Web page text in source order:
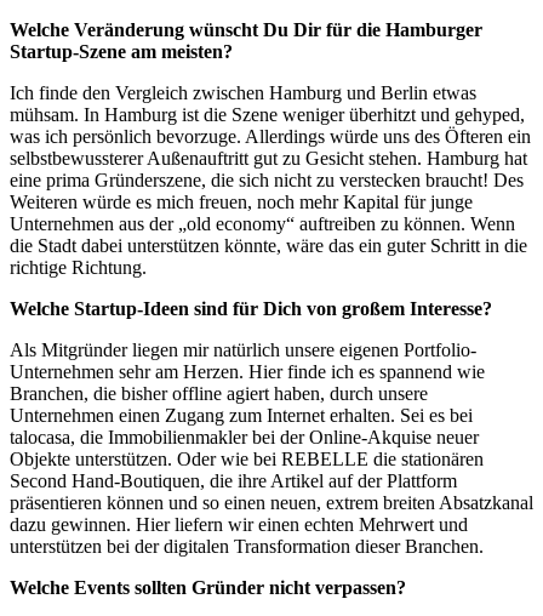
Welche Veränderung wünscht Du Dir für die Hamburger
Startup-Szene am meisten?
Ich finde den Vergleich zwischen Hamburg und Berlin etwas
mühsam. In Hamburg ist die Szene weniger überhitzt und gehyped,
was ich persönlich bevorzuge. Allerdings würde uns des Öfteren ein
selbstbewussterer Außenauftritt gut zu Gesicht stehen. Hamburg hat
eine prima Gründerszene, die sich nicht zu verstecken braucht! Des
Weiteren würde es mich freuen, noch mehr Kapital für junge
Unternehmen aus der „old economy“ auftreiben zu können. Wenn
die Stadt dabei unterstützen könnte, wäre das ein guter Schritt in die
richtige Richtung.
Welche Startup-Ideen sind für Dich von großem Interesse?
Als Mitgründer liegen mir natürlich unsere eigenen Portfolio-
Unternehmen sehr am Herzen. Hier finde ich es spannend wie
Branchen, die bisher offline agiert haben, durch unsere
Unternehmen einen Zugang zum Internet erhalten. Sei es bei
talocasa, die Immobilienmakler bei der Online-Akquise neuer
Objekte unterstützen. Oder wie bei REBELLE die stationären
Second Hand-Boutiquen, die ihre Artikel auf der Plattform
präsentieren können und so einen neuen, extrem breiten Absatzkanal
dazu gewinnen. Hier liefern wir einen echten Mehrwert und
unterstützen bei der digitalen Transformation dieser Branchen.
Welche Events sollten Gründer nicht verpassen?